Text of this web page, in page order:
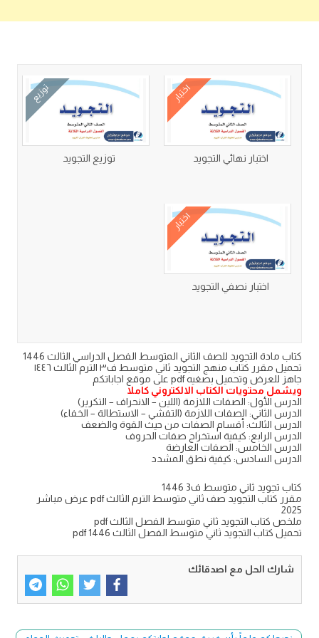
اختبار
اختبار نهائي التجويد
توزيع
توزيع التجويد
اختبار
اختبار نصفي التجويد
كتاب مادة التجويد للصف الثاني المتوسط الفصل الدراسي الثالث 1446
تحميل مقرر كتاب منهج التجويد ثاني متوسط ف٣ الترم الثالث ١٤٤٦
جاهز للعرض وتحميل بصغيه pdf على موقع اجاباتكم
ويشمل محتويات الكتاب الالكتروني كاملا
الدرس الأول: الصفات اللازمة (اللين – الانحراف – التكرير)
الدرس الثاني: الصفات اللازمة (التفشي – الاستطالة – الخفاء)
الدرس الثالث: أقسام الصفات من حيث القوة والضعف
الدرس الرابع: كيفية استخراج صفات الحروف
الدرس الخامس: الصفات العارضة
الدرس السادس: كيفية نطق المشدد
كتاب تجويد ثاني متوسط ف3 1446
مقرر كتاب التجويد صف ثاني متوسط الترم الثالث pdf عرض مباشر
2025
ملخص كتاب التجويد ثاني متوسط الفصل الثالث pdf
تحميل كتاب التجويد ثاني متوسط الفصل الثالث 1446 pdf
شارك الحل مع اصدقائك